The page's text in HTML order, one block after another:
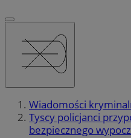
Wiadomości
Tyscy policjanci
bezpiecznego